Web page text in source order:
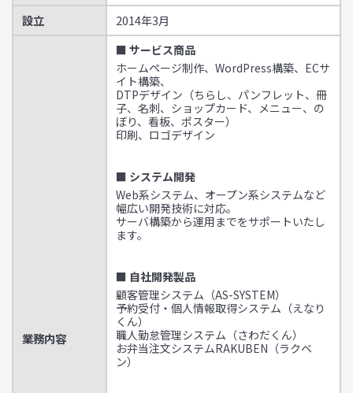
設立
2014年3月
業務内容
■ サービス商品
ホームページ制作、WordPress構築、ECサ
イト構築、
DTPデザイン（ちらし、パンフレット、冊
子、名刺、ショップカード、メニュー、の
ぼり、看板、ポスター）
印刷、ロゴデザイン
■ システム開発
Web系システム、オープン系システムなど
幅広い開発技術に対応。
サーバ構築から運用までをサポートいたし
ます。
■ 自社開発製品
顧客管理システム（AS-SYSTEM）
予約受付・個人情報取得システム（えなり
くん）
職人勤怠管理システム（さわだくん）
お弁当注文システムRAKUBEN（ラクベ
ン）